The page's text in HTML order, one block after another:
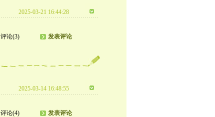
2025-03-21 16:44:28
评论(3) 发表评论
2025-03-14 16:48:55
评论(4) 发表评论